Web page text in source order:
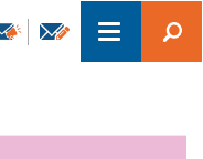
Toggle
navigation